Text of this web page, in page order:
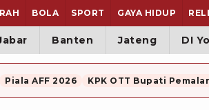
BOLA SPORT GAYA HIDUP
Banten Jateng DI
Piala AFF 2026 KPK OTT Bupati